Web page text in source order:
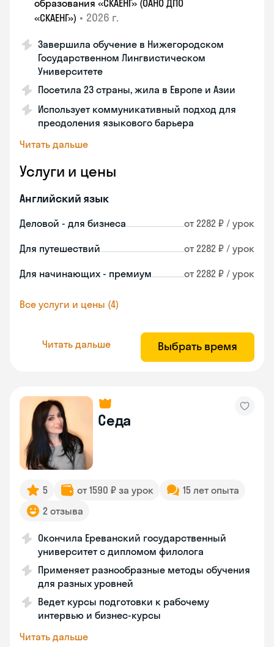
образования «СКАЕНГ» (ОАНО ДПО
«СКАЕНГ») • 2026 г.
Завершила обучение в Нижегородском
Государственном Лингвистическом
Университете
Посетила 23 страны, жила в Европе и Азии
Использует коммуникативный подход для
преодоления языкового барьера
Читать дальше
Услуги и цены
Английский язык
Деловой - для бизнеса от 2282 ₽ / урок
Для путешествий от 2282 ₽ / урок
Для начинающих - премиум от 2282 ₽ / урок
Все услуги и цены (4)
Читать дальше Выбрать время
Седа
5 от 1590 ₽ за урок
15 лет опыта
2 отзыва
Окончила Ереванский государственный
университет с дипломом филолога
Применяет разнообразные методы обучения
для разных уровней
Ведет курсы подготовки к рабочему
интервью и бизнес-курсы
Читать дальше